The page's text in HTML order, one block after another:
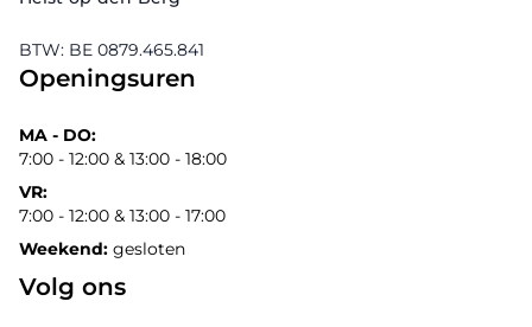
BTW: BE 0879.465.841
Openingsuren
MA - DO:
7:00 - 12:00 & 13:00 - 18:00
VR:
7:00 - 12:00 & 13:00 - 17:00
Weekend: gesloten
Volg ons